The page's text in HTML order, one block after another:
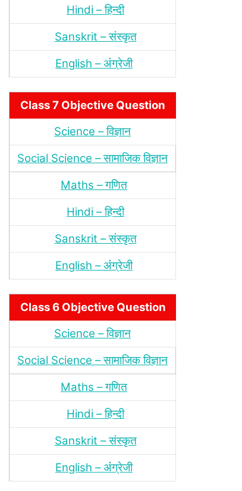
Hindi – हिन्‍दी
Sanskrit – संस्‍कृत
English – अंंग्रेजी
Class 7 Objective Question
Science – विज्ञान
Social Science – सामाजिक विज्ञान
Maths – गणित
Hindi – हिन्‍दी
Sanskrit – संस्‍कृत
English – अंंग्रेजी
Class 6 Objective Question
Science – विज्ञान
Social Science – सामाजिक विज्ञान
Maths – गणित
Hindi – हिन्‍दी
Sanskrit – संस्‍कृत
English – अंंग्रेजी